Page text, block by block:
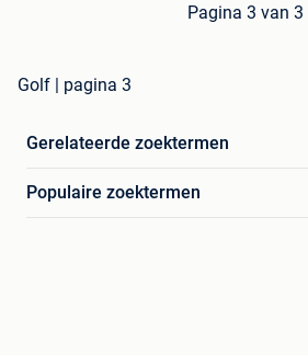
Pagina 3 van 3
Golf | pagina 3
Gerelateerde zoektermen
Populaire zoektermen